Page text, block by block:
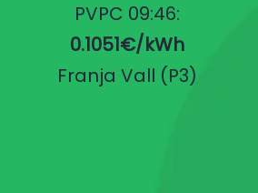
PVPC 09:46:
0.1051€/kWh
Franja Vall (P3)